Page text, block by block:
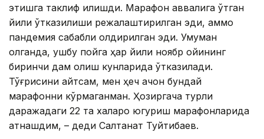
этишга таклиф қилишди. Марафон аввалига ўтган
йили ўтказилиши режалаштирилган эди, аммо
пандемия сабабли қолдирилган эди. Умуман
олганда, ушбу пойга ҳар йили ноябр ойининг
биринчи дам олиш кунларида ўтказилади.
Тўғрисини айтсам, мен ҳеч қачон бундай
марафонни кўрмаганман. Ҳозиргача турли
даражадаги 22 та халқаро югуриш марафонларида
қатнашдим, – деди Салтанат Туйтибаев.